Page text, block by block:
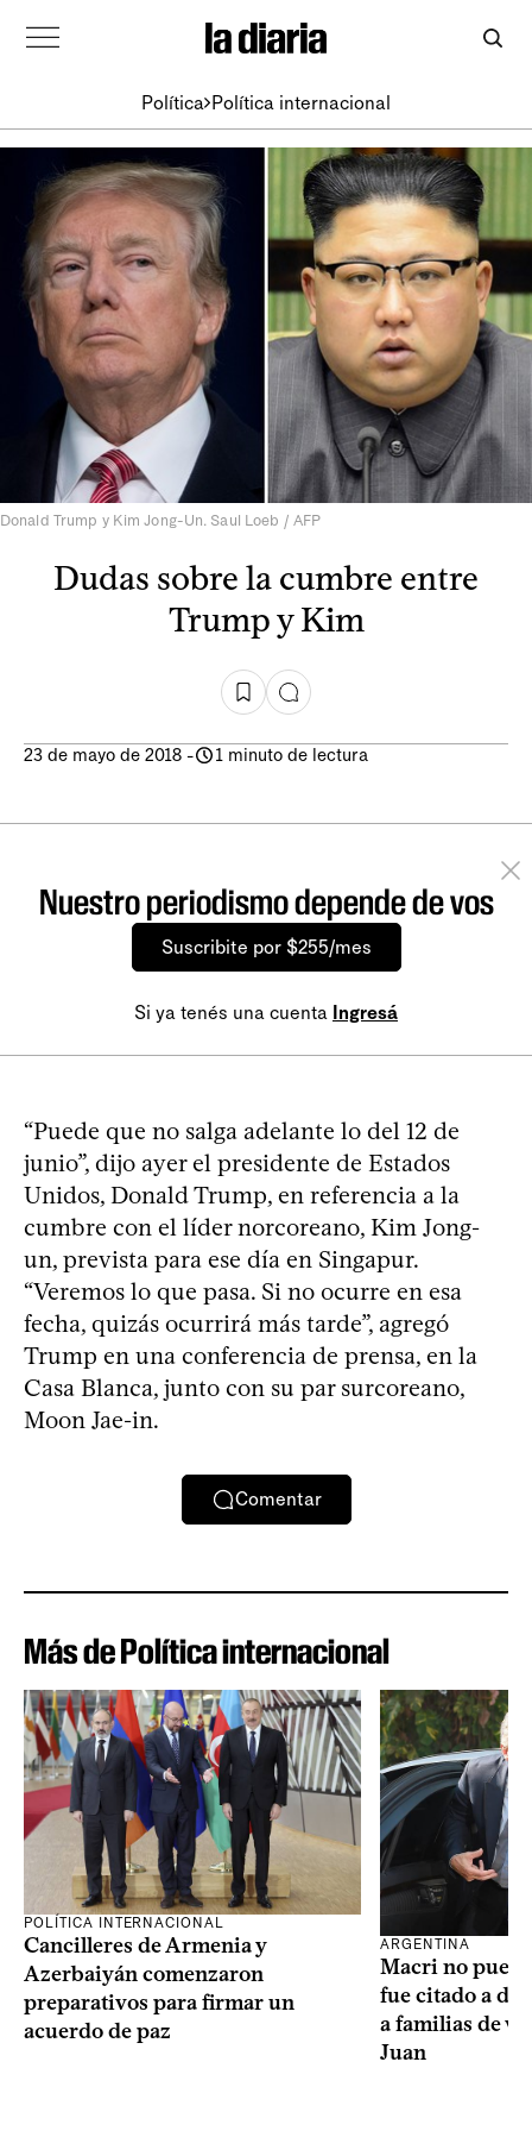
Política Política internacional
Donald Trump y Kim Jong-Un. Saul Loeb / AFP
Dudas sobre la cumbre entre
Trump y Kim
23 de mayo de 2018 - 1 minuto de lectura
Nuestro periodismo depende de vos
Suscribite por $255/mes
Si ya tenés una cuenta Ingresá
“Puede que no salga adelante lo del 12 de
junio”, dijo ayer el presidente de Estados
Unidos, Donald Trump, en referencia a la
cumbre con el líder norcoreano, Kim Jong-
un, prevista para ese día en Singapur.
“Veremos lo que pasa. Si no ocurre en esa
fecha, quizás ocurrirá más tarde”, agregó
Trump en una conferencia de prensa, en la
Casa Blanca, junto con su par surcoreano,
Moon Jae-in.
Comentar
Más de Política internacional
POLÍTICA INTERNACIONAL
Cancilleres de Armenia y
Azerbaiyán comenzaron
preparativos para firmar un
acuerdo de paz
ARGENTINA
Macri no
fue citado a
a familias de
Juan